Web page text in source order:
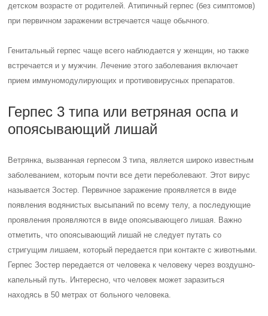
детском возрасте от родителей. Атипичный герпес (без симптомов)
при первичном заражении встречается чаще обычного.
Генитальный герпес чаще всего наблюдается у женщин, но также
встречается и у мужчин. Лечение этого заболевания включает
прием иммуномодулирующих и противовирусных препаратов.
Герпес 3 типа или ветряная оспа и
опоясывающий лишай
Ветрянка, вызванная герпесом 3 типа, является широко известным
заболеванием, которым почти все дети переболевают. Этот вирус
называется Зостер. Первичное заражение проявляется в виде
появления водянистых высыпаний по всему телу, а последующие
проявления проявляются в виде опоясывающего лишая. Важно
отметить, что опоясывающий лишай не следует путать со
стригущим лишаем, который передается при контакте с животными.
Герпес Зостер передается от человека к человеку через воздушно-
капельный путь. Интересно, что человек может заразиться
находясь в 50 метрах от больного человека.